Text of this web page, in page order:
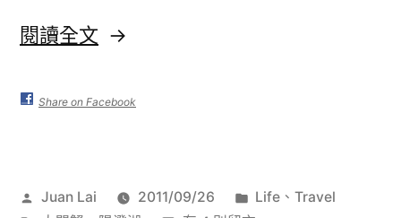
閱讀全文 〈陽
湖
蟹
Share on Facebook
作
Juan Lai 2011/09/26
分
Life 、Travel